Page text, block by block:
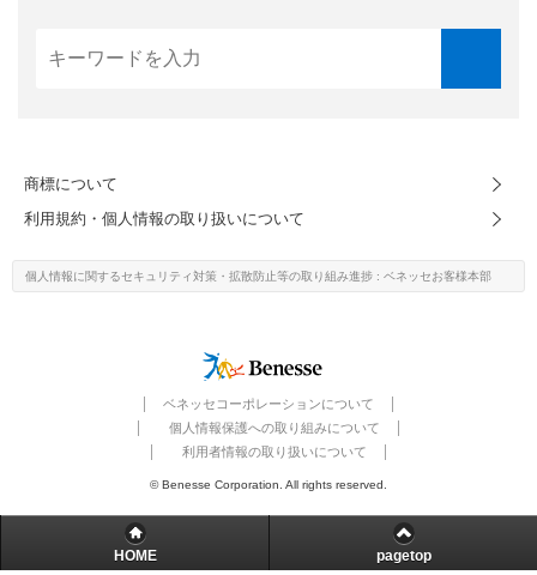
こどもちゃれんじ
進研ゼミ 高校講座
進研ゼミ中学講座中高一貫のご紹介はこちら
会員サイトはこちら
商標について
利用規約・個人情報の取り扱いについて
個人情報に関するセキュリティ対策・ 拡散防止等の取り組み進捗 : ベネッセお客様本部
ベネッセコーポレーションについて
個人情報保護への取り組みについて
利用者情報の取り扱いについて
© Benesse Corporation. All rights reserved.
HOME pagetop